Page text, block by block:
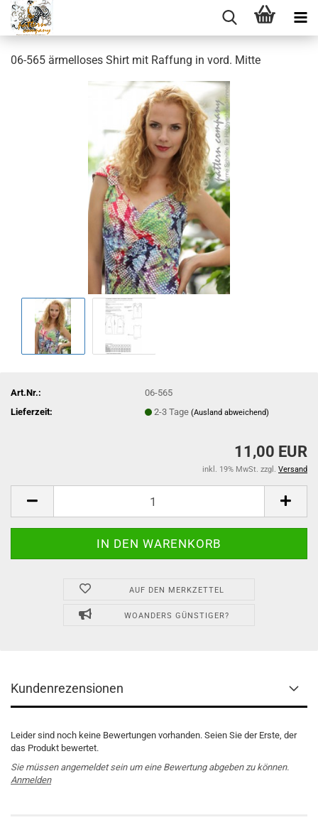
06-565 ärmelloses Shirt mit Raffung in vord. Mitte
Art.Nr.:
06-565
Lieferzeit:
2-3 Tage(Ausland abweichend)
11,00 EUR
inkl. 19% MwSt. zzgl. Versand
AUF DEN MERKZETTEL
WOANDERS GÜNSTIGER?
Kundenrezensionen
Leider sind noch keine Bewertungen vorhanden. Seien Sie der Erste, der
das Produkt bewertet.
Sie müssen angemeldet sein um eine Bewertung abgeben zu können.
Anmelden